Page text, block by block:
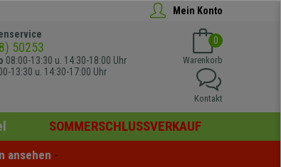
Mein Konto
50253
08:00-13:30 u. 14:30-18:00 Uhr
13:30 u. 14:30-17:00 Uhr
0
Warenkorb
Kontakt
SOMMERSCHLUSSVERKAUF
ansehen -